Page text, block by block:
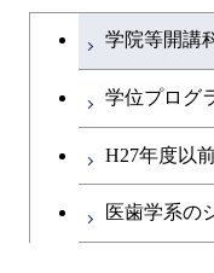
開閉
イノ
技術
開閉
文系
英語
第二
大学院課程を切り替える
学院等開講
学位プログ
H27年度以
医歯学系の